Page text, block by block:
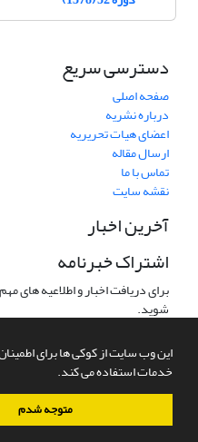
این وب سایت از کوکی ها برای اطمینان
خدمات استفاده می کند.
متوجه شدم
دسترسی سریع
صفحه اصلی
درباره نشریه
اعضای هیات تحریریه
ارسال مقاله
تماس با ما
نقشه سایت
آخرین اخبار
اشتراک خبرنامه
برای دریافت اخبار و اطلاعیه های
شوید.
سامانه مدیریت نشریات علمی.